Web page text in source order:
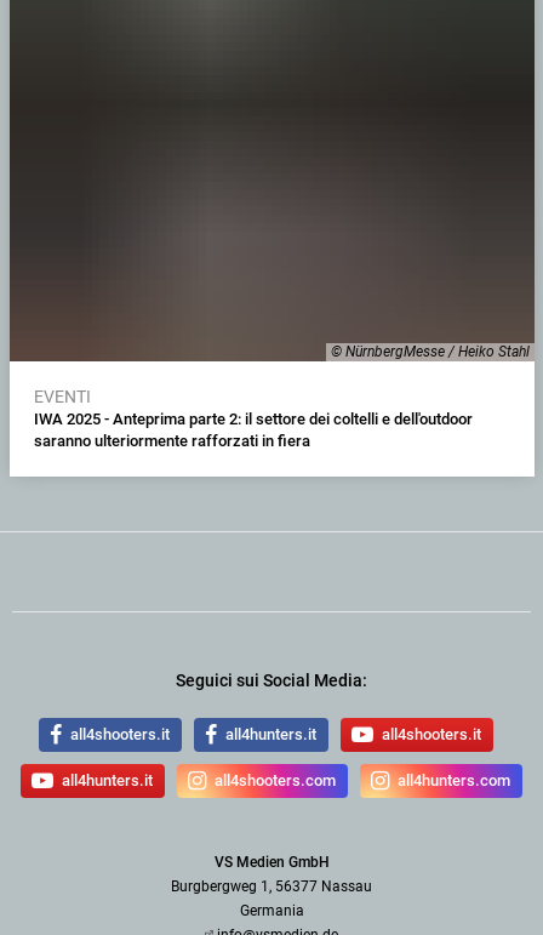
© NürnbergMesse / Heiko Stahl
EVENTI
IWA 2025 - Anteprima parte 2: il settore dei coltelli e dell'outdoor
saranno ulteriormente rafforzati in fiera
Seguici sui Social Media:
all4shooters.it all4hunters.it all4shooters.it
all4hunters.it all4shooters.com all4hunters.com
VS Medien GmbH
Burgbergweg 1, 56377 Nassau
Germania